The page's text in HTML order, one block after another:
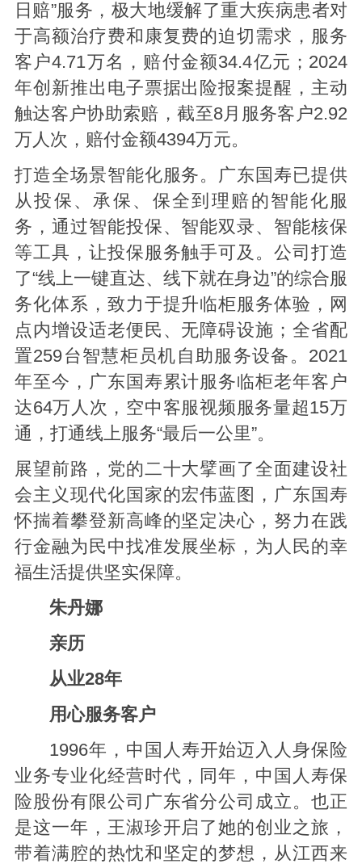
日赔”服务，极大地缓解了重大疾病患者对
于高额治疗费和康复费的迫切需求，服务
客户4.71万名，赔付金额34.4亿元；2024
年创新推出电子票据出险报案提醒，主动
触达客户协助索赔，截至8月服务客户2.92
万人次，赔付金额4394万元。
打造全场景智能化服务。广东国寿已提供
从投保、承保、保全到理赔的智能化服
务，通过智能投保、智能双录、智能核保
等工具，让投保服务触手可及。公司打造
了“线上一键直达、线下就在身边”的综合服
务化体系，致力于提升临柜服务体验，网
点内增设适老便民、无障碍设施；全省配
置259台智慧柜员机自助服务设备。2021
年至今，广东国寿累计服务临柜老年客户
达64万人次，空中客服视频服务量超15万
通，打通线上服务“最后一公里”。
展望前路，党的二十大擘画了全面建设社
会主义现代化国家的宏伟蓝图，广东国寿
怀揣着攀登新高峰的坚定决心，努力在践
行金融为民中找准发展坐标，为人民的幸
福生活提供坚实保障。
朱丹娜
亲历
从业28年
用心服务客户
1996年，中国人寿开始迈入人身保险
业务专业化经营时代，同年，中国人寿保
险股份有限公司广东省分公司成立。也正
是这一年，王淑珍开启了她的创业之旅，
带着满腔的热忱和坚定的梦想，从江西来